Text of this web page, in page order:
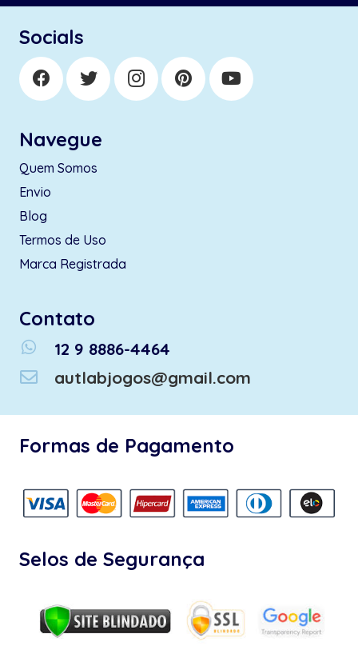
Socials
Navegue
Quem Somos
Envio
Blog
Termos de Uso
Marca Registrada
Contato
whatsapp
12 9 8886-4464
autlabjogos@gmail.com
Formas de Pagamento
Selos de Segurança